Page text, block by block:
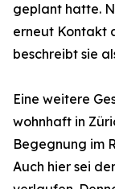
geplant hatte.
erneut Kontakt
beschreibt sie
Eine weitere
wohnhaft in
Begegnung im
Auch hier sei